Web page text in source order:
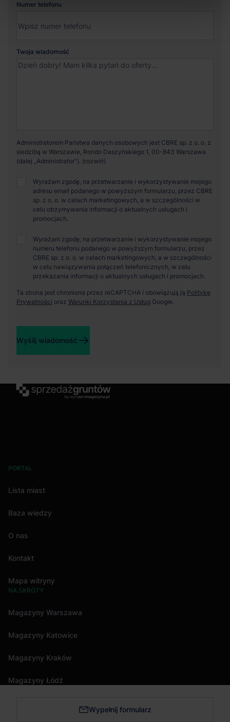
Numer telefonu
Twoja wiadomość
Administratorem Państwa danych osobowych jest CBRE sp. z o. o. z
siedzibą w Warszawie, Rondo Daszyńskiego 1, 00-843 Warszawa
(dalej „Administrator”).
Wyrażam zgodę, na przetwarzanie i wykorzystywanie mojego
adresu email podanego w powyższym formularzu, przez CBRE
sp. z o. o. w celach marketingowych, a w szczególności w
celu otrzymywania informacji o aktualnych usługach i
promocjach.
Wyrażam zgodę, na przetwarzanie i wykorzystywanie mojego
numeru telefonu podanego w powyższym formularzu, przez
CBRE sp. z o. o. w celach marketingowych, a w szczególności
w celu nawiązywania połączeń telefonicznych, w celu
przekazania informacji o aktualnych usługach i promocjach.
Ta strona jest chroniona przez reCAPTCHA i obowiązują ją Politykę
Prywatności oraz Warunki Korzystania z Usług Google.
Wyślij wiadomość
PORTAL
Lista miast
Baza wiedzy
O nas
Kontakt
Mapa witryny
NA SKRÓTY
Magazyny Warszawa
Magazyny Katowice
Magazyny Kraków
Magazyny Łódź
Magazyny Trójmiasto Wypełnij formularz